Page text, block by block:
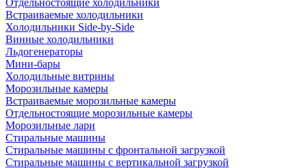
Отдельностоящие холодильники
Встраиваемые холодильники
Холодильники Side-by-Side
Винные холодильники
Льдогенераторы
Мини-бары
Холодильные витрины
Морозильные камеры
Встраиваемые морозильные камеры
Отдельностоящие морозильные камеры
Морозильные лари
Стиральные машины
Стиральные машины с фронтальной загрузкой
Стиральные машины с вертикальной загрузкой